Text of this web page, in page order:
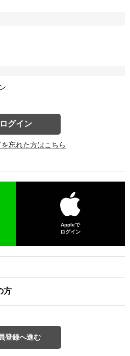
ログイン
忘れた方はこちら
Appleで
ログイン
方
登録へ進む